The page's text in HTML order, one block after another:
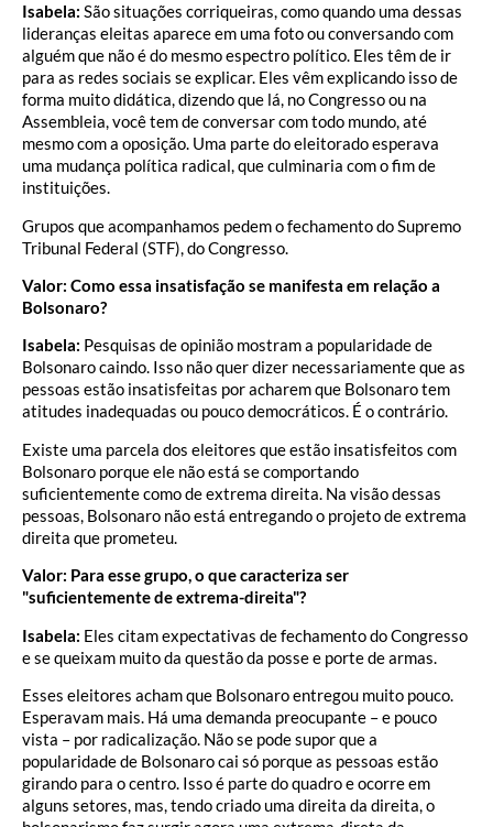
Isabela: São situações corriqueiras, como quando uma dessas
lideranças eleitas aparece em uma foto ou conversando com
alguém que não é do mesmo espectro político. Eles têm de ir
para as redes sociais se explicar. Eles vêm explicando isso de
forma muito didática, dizendo que lá, no Congresso ou na
Assembleia, você tem de conversar com todo mundo, até
mesmo com a oposição. Uma parte do eleitorado esperava
uma mudança política radical, que culminaria com o fim de
instituições.
Grupos que acompanhamos pedem o fechamento do Supremo
Tribunal Federal (STF), do Congresso.
Valor: Como essa insatisfação se manifesta em relação a
Bolsonaro?
Isabela: Pesquisas de opinião mostram a popularidade de
Bolsonaro caindo. Isso não quer dizer necessariamente que as
pessoas estão insatisfeitas por acharem que Bolsonaro tem
atitudes inadequadas ou pouco democráticos. É o contrário.
Existe uma parcela dos eleitores que estão insatisfeitos com
Bolsonaro porque ele não está se comportando
suficientemente como de extrema direita. Na visão dessas
pessoas, Bolsonaro não está entregando o projeto de extrema
direita que prometeu.
Valor: Para esse grupo, o que caracteriza ser
"suficientemente de extrema-direita"?
Isabela: Eles citam expectativas de fechamento do Congresso
e se queixam muito da questão da posse e porte de armas.
Esses eleitores acham que Bolsonaro entregou muito pouco.
Esperavam mais. Há uma demanda preocupante – e pouco
vista – por radicalização. Não se pode supor que a
popularidade de Bolsonaro cai só porque as pessoas estão
girando para o centro. Isso é parte do quadro e ocorre em
alguns setores, mas, tendo criado uma direita da direita, o